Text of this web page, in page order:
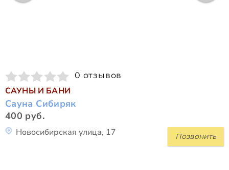
0 отзывов
САУНЫ И БАНИ
Сауна Сибиряк
400 руб.
Позвонить
Новосибирская улица, 17